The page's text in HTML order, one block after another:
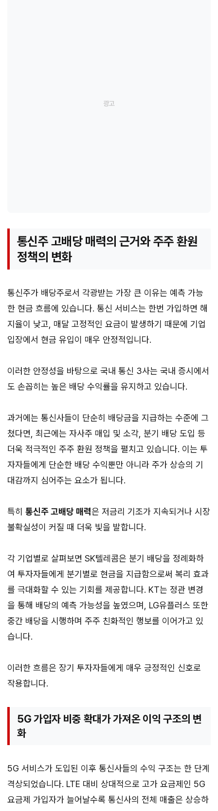
통신주 고배당 매력의 근거와 주주 환원
정책의 변화
통신주가 배당주로서 각광받는 가장 큰 이유는 예측 가능
한 현금 흐름에 있습니다. 통신 서비스는 한번 가입하면 해
지율이 낮고, 매달 고정적인 요금이 발생하기 때문에 기업
입장에서 현금 유입이 매우 안정적입니다.
이러한 안정성을 바탕으로 국내 통신 3사는 국내 증시에서
도 손꼽히는 높은 배당 수익률을 유지하고 있습니다.
과거에는 통신사들이 단순히 배당금을 지급하는 수준에 그
쳤다면, 최근에는 자사주 매입 및 소각, 분기 배당 도입 등
더욱 적극적인 주주 환원 정책을 펼치고 있습니다. 이는 투
자자들에게 단순한 배당 수익뿐만 아니라 주가 상승의 기
대감까지 심어주는 요소가 됩니다.
특히 통신주 고배당 매력은 저금리 기조가 지속되거나 시장
불확실성이 커질 때 더욱 빛을 발합니다.
각 기업별로 살펴보면 SK텔레콤은 분기 배당을 정례화하
여 투자자들에게 분기별로 현금을 지급함으로써 복리 효과
를 극대화할 수 있는 기회를 제공합니다. KT는 정관 변경
을 통해 배당의 예측 가능성을 높였으며, LG유플러스 또한
중간 배당을 시행하며 주주 친화적인 행보를 이어가고 있
습니다.
이러한 흐름은 장기 투자자들에게 매우 긍정적인 신호로
작용합니다.
5G 가입자 비중 확대가 가져온 이익 구조의 변
화
5G 서비스가 도입된 이후 통신사들의 수익 구조는 한 단계
격상되었습니다. LTE 대비 상대적으로 고가 요금제인 5G
요금제 가입자가 늘어날수록 통신사의 전체 매출은 상승하